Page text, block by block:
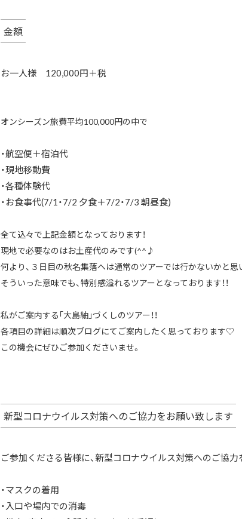
金額
お一人様 120,000円＋税
オンシーズン旅費平均100,000円の中で
・航空便＋宿泊代
・現地移動費
・各種体験代
・お食事代(7/1・7/2 夕食＋7/2・7/3 朝昼食)
全て込々で上記金額となっております！
現地で必要なのはお土産代のみです(^^♪
何より、３日目の秋名集落へは通常のツアーでは行かないかと思
そういった意味でも、特別感溢れるツアーとなっております！！
私がご案内する｢大島紬｣づくしのツアー！！
各項目の詳細は順次ブログにてご案内したく思っております♡
この機会にぜひご参加くださいませ。
新型コロナウイルス対策へのご協力をお願い致します
ご参加くださる皆様に、新型コロナウイルス対策へのご協
・マスクの着用
・入口や場内での消毒